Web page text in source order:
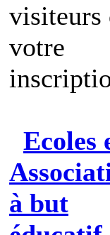
visiteurs
votre
Ecoles
à but